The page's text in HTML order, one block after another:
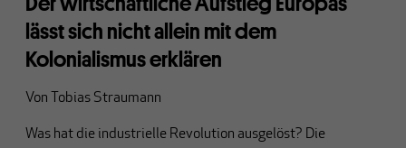
lässt sich nicht allein mit dem
Kolonialismus erklären
Von Tobias Straumann
Was hat die industrielle Revolution ausgelöst? Die